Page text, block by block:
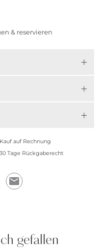
& reservieren
Kauf auf Rechnung
30 Tage Rückgaberecht
gefallen